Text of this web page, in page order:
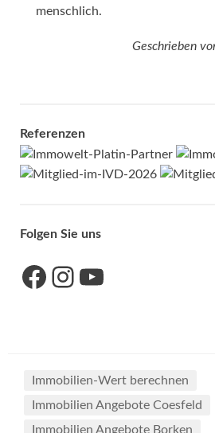
menschlich.
Geschrieben
Referenzen
Folgen Sie uns
Link zu unserer Facebook-Seite Link zu unseres Instagram-Accounts
Immobilien-Wert berechnen
Immobilien Angebote Coesfeld
Immobilien Angebote Borken